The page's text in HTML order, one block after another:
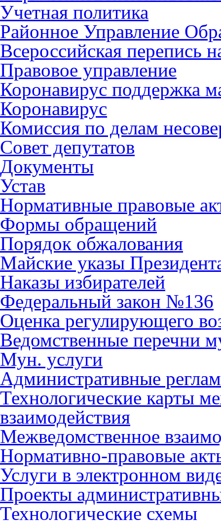
Учетная политика
Районное Управление
Всероссийская перепись
Правовое управление
Коронавирус поддержка
Коронавирус
Комиссия по делам
Совет депутатов
Документы
Устав
Нормативные правовые
Формы обращений
Порядок обжалования
Майские указы
Наказы избирателей
Федеральный закон №136
Оценка регулирующего
Ведомственные перечни
Мун. услуги
Административные
Технологические карты
взаимодействия
Межведомственное
Нормативно-правовые
Услуги в электронном
Проекты
Технологические схемы